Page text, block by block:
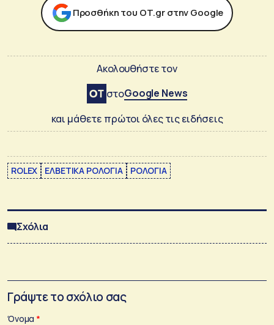
Προσθήκη του ΟΤ.gr στην Google
Ακολουθήστε τον
στοGoogle News
και μάθετε πρώτοι όλες τις ειδήσεις
ROLEX ΕΛΒΕΤΙΚΑ ΡΟΛΟΓΙΑ ΡΟΛΟΓΙΑ
Σχόλια
Γράψτε το σχόλιο σας
Όνομα